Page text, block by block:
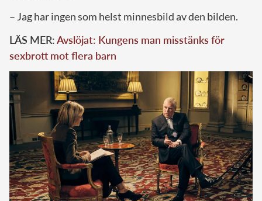
– Jag har ingen som helst minnesbild av den bilden.
LÄS MER:Avslöjat: Kungens man misstänks för
sexbrott mot flera barn